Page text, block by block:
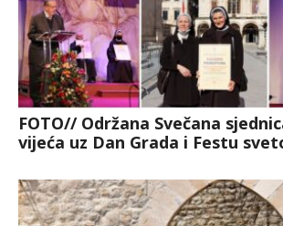
FOTO// Održana Svečana
vijeća uz Dan Grada i Festu